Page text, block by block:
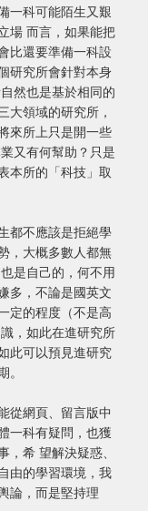
一科可能陌生又艱
場 而言，如果能把
比還要準備一科設
研究所會針對本身
然也是基於相同的
大領域的研究所，
來所上只是開一些
又有何幫助？只是
本所的「科技」取
不應該是拒絕學
，大概多數人都無
是自己的，何不用
多，不論是國英文
定的程度（不是高
，如此在進研究所
此可以預見進研究
。
網頁、留言版中
一科有疑問，也獲
，希 望解決疑惑、
由的學習環境，我
論，而是堅持理